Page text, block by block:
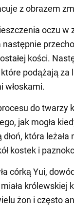
z obrazem
oczu w
następnie
kości.
podążają za
włoskami.
do twarzy
jak mogła
która
kostek i
córką Yui,
królewskiej
żon i często